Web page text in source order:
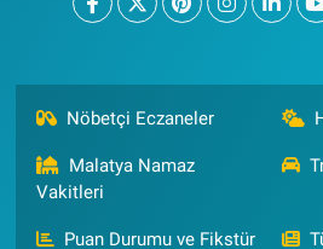
Nöbetçi Eczaneler
Malatya Namaz
Vakitleri
Puan Durumu ve Fikstür